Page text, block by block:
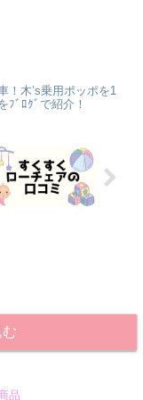
！木’s乗用ポッポを1
ﾌﾞﾛｸﾞで紹介！
品